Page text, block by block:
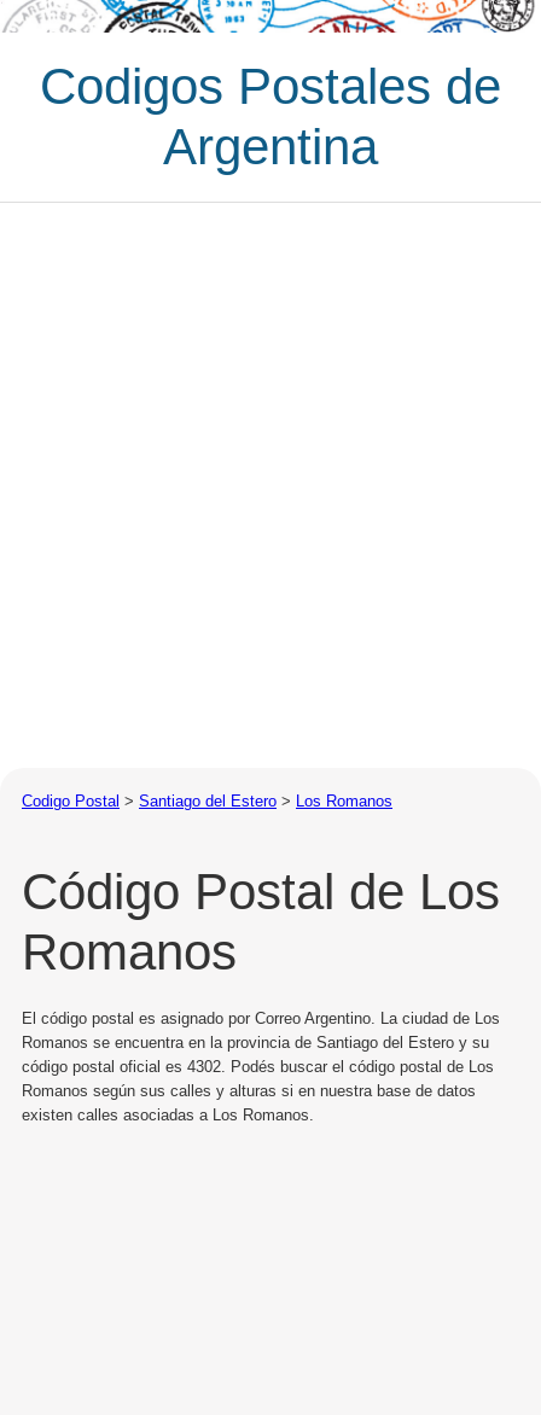
Codigos Postales de
Argentina
Codigo Postal > Santiago del Estero > Los Romanos
Código Postal de Los
Romanos
El código postal es asignado por Correo Argentino. La ciudad de Los
Romanos se encuentra en la provincia de Santiago del Estero y su
código postal oficial es 4302. Podés buscar el código postal de Los
Romanos según sus calles y alturas si en nuestra base de datos
existen calles asociadas a Los Romanos.